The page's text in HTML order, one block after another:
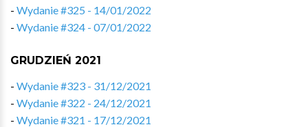
- Wydanie #325 - 14/01/2022
- Wydanie #324 - 07/01/2022
GRUDZIEŃ 2021
- Wydanie #323 - 31/12/2021
- Wydanie #322 - 24/12/2021
- Wydanie #321 - 17/12/2021